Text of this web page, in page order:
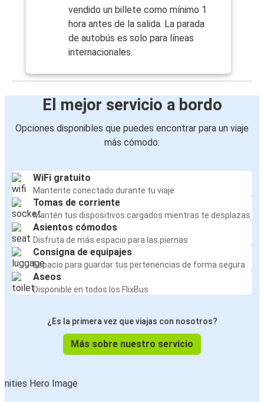
vendido un billete como mínimo 1
hora antes de la salida. La parada
de autobús es solo para líneas
internacionales.
El mejor servicio a bordo
Opciones disponibles que puedes encontrar para un viaje
más cómodo:
WiFi gratuito
Mantente conectado durante tu viaje
Tomas de corriente
Mantén tus dispositivos cargados mientras te desplazas
Asientos cómodos
Disfruta de más espacio para las piernas
Consigna de equipajes
Espacio para guardar tus pertenencias de forma segura
Aseos
Disponible en todos los FlixBus
¿Es la primera vez que viajas con nosotros?
Más sobre nuestro servicio